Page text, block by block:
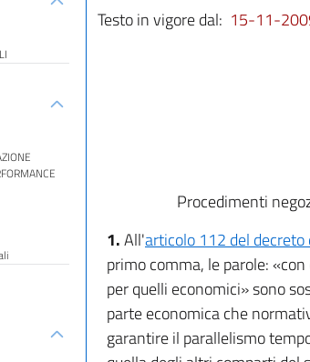
Testo in vigore dal: 15-11-
Procedimenti
1.All'articolo 112 del
primo comma, le parole:
per quelli economici» sono
parte economica che
garantire il parallelismo